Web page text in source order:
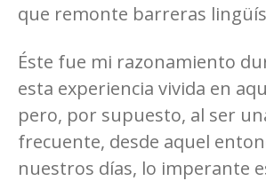
que remonte barreras
Éste fue mi razonamiento
esta experiencia vivida en
pero, por supuesto, al ser
frecuente, desde aquel
nuestros días, lo imperante